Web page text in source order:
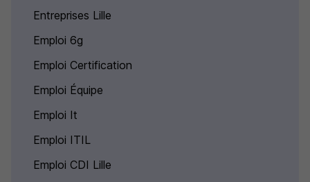
Entreprises Lille
Emploi 6g
Emploi Certification
Emploi Équipe
Emploi It
Emploi ITIL
Emploi CDI Lille